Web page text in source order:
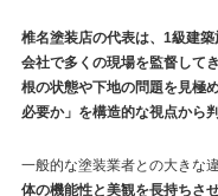
椎名塗装店の代表は、1級建
会社で多くの現場を監督して
根の状態や下地の問題を見極
必要か」を構造的な視点から
一般的な塗装業者との大きな
体の機能性と美観を長持ちさ